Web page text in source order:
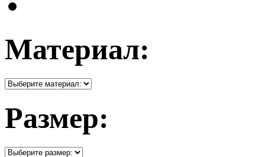
Материал:
Размер: